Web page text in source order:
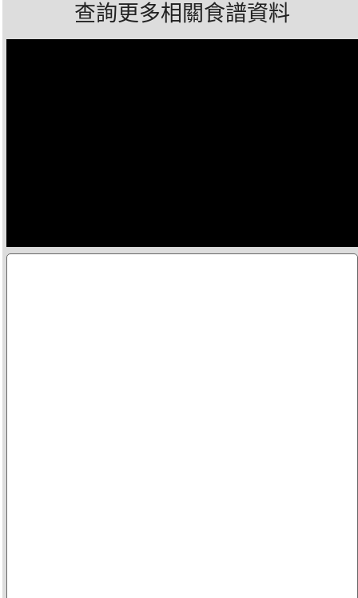
查詢更多相關食譜資料